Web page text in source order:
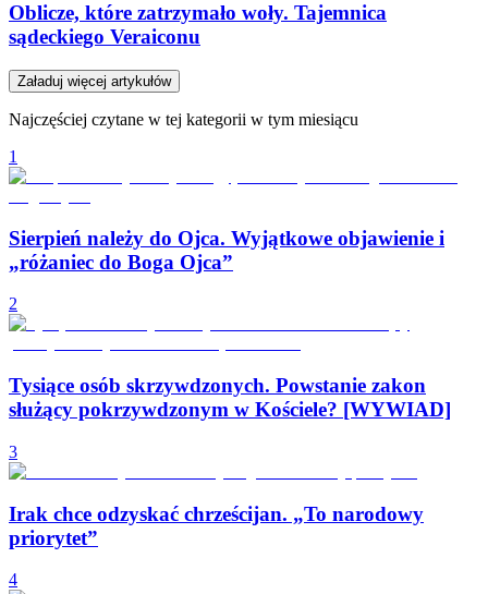
Oblicze, które zatrzymało woły. Tajemnica
sądeckiego Veraiconu
Załaduj więcej artykułów
Najczęściej czytane w tej kategorii w tym miesiącu
1
Sierpień należy do Ojca. Wyjątkowe objawienie i
„różaniec do Boga Ojca”
2
Tysiące osób skrzywdzonych. Powstanie zakon
służący pokrzywdzonym w Kościele? [WYWIAD]
3
Irak chce odzyskać chrześcijan. „To narodowy
priorytet”
4